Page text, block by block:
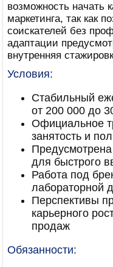
возможность начать
маркетинга, так как
соискателей без
адаптации
внутренняя
Условия:
Стабильный
от 200 000 до
Официальное
занятость и
для быстрого
Работа под
лабораторной
Перспективы
карьерного
продаж
Обязанности: